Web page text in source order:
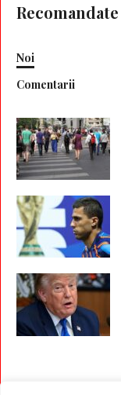
Recomandate
Noi
Comentarii